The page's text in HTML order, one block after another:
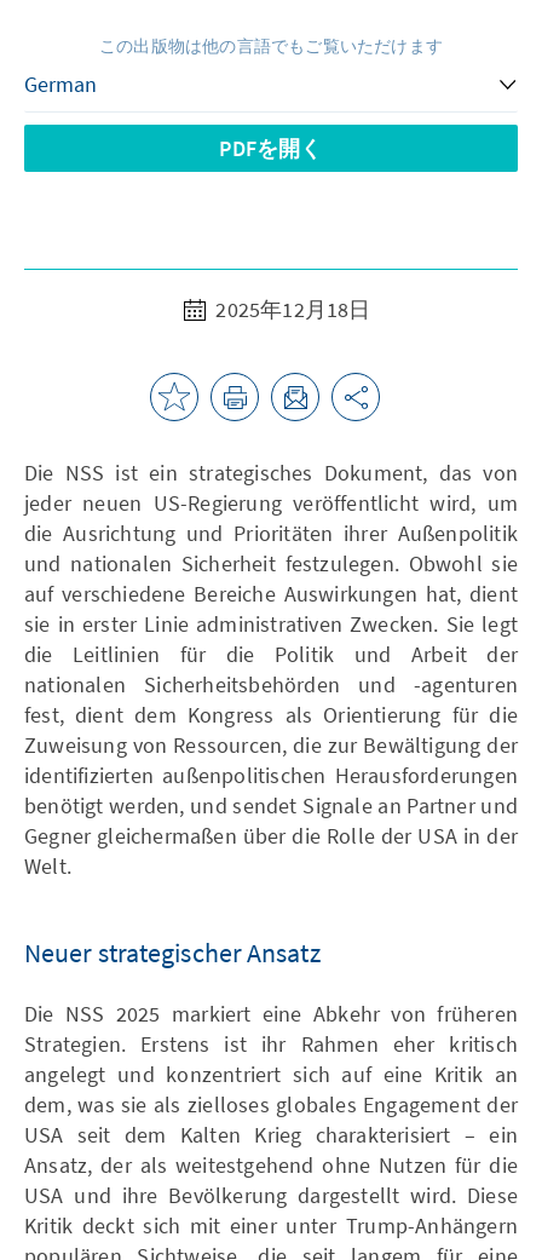
この出版物は他の言語でもご覧いただけます
PDFを開く
2025年12月18日
Die NSS ist ein strategisches Dokument, das von
jeder neuen US-Regierung veröffentlicht wird, um
die Ausrichtung und Prioritäten ihrer Außenpolitik
und nationalen Sicherheit festzulegen. Obwohl sie
auf verschiedene Bereiche Auswirkungen hat, dient
sie in erster Linie administrativen Zwecken. Sie legt
die Leitlinien für die Politik und Arbeit der
nationalen Sicherheitsbehörden und -agenturen
fest, dient dem Kongress als Orientierung für die
Zuweisung von Ressourcen, die zur Bewältigung der
identifizierten außenpolitischen Herausforderungen
benötigt werden, und sendet Signale an Partner und
Gegner gleichermaßen über die Rolle der USA in der
Welt.
Neuer strategischer Ansatz
Die NSS 2025 markiert eine Abkehr von früheren
Strategien. Erstens ist ihr Rahmen eher kritisch
angelegt und konzentriert sich auf eine Kritik an
dem, was sie als zielloses globales Engagement der
USA seit dem Kalten Krieg charakterisiert – ein
Ansatz, der als weitestgehend ohne Nutzen für die
USA und ihre Bevölkerung dargestellt wird. Diese
Kritik deckt sich mit einer unter Trump-Anhängern